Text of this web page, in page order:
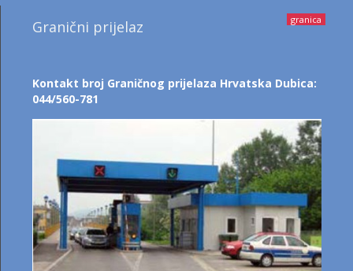
granica
Granični prijelaz
Kontakt broj Graničnog prijelaza Hrvatska Dubica:
044/560-781